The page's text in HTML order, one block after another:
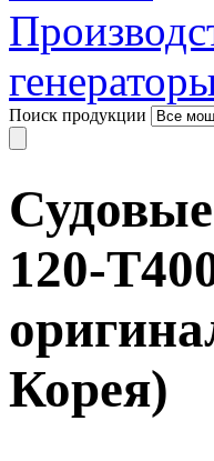
Поиск продукции
120-
Корея)